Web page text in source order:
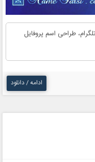
طراحی اسم پروفایل
ادامه / دانلود